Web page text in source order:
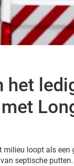
het
loopt als een
septische putten.